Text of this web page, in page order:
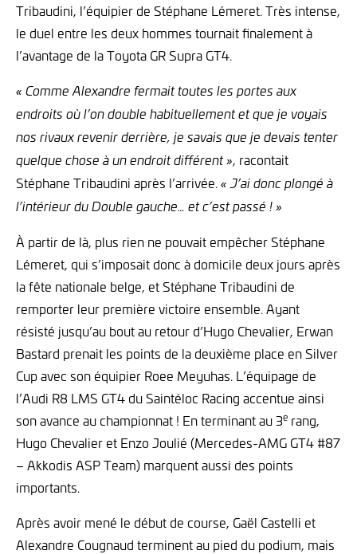
Tribaudini, l’équipier de Stéphane Lémeret. Très intense,
le duel entre les deux hommes tournait finalement à
l’avantage de la Toyota GR Supra GT4.
« Comme Alexandre fermait toutes les portes aux
endroits où l’on double habituellement et que je voyais
nos rivaux revenir derrière, je savais que je devais tenter
quelque chose à un endroit différent », racontait
Stéphane Tribaudini après l’arrivée. « J’ai donc plongé à
l’intérieur du Double gauche… et c’est passé ! »
À partir de là, plus rien ne pouvait empêcher Stéphane
Lémeret, qui s’imposait donc à domicile deux jours après
la fête nationale belge, et Stéphane Tribaudini de
remporter leur première victoire ensemble. Ayant
résisté jusqu’au bout au retour d’Hugo Chevalier, Erwan
Bastard prenait les points de la deuxième place en Silver
Cup avec son équipier Roee Meyuhas. L’équipage de
l’Audi R8 LMS GT4 du Saintéloc Racing accentue ainsi
son avance au championnat ! En terminant au 3e rang,
Hugo Chevalier et Enzo Joulié (Mercedes-AMG GT4 #87
– Akkodis ASP Team) marquent aussi des points
importants.
Après avoir mené le début de course, Gaël Castelli et
Alexandre Cougnaud terminent au pied du podium, mais